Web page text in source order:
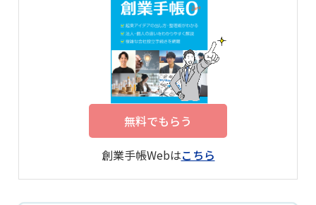
無料でもらう
創業手帳Webはこちら